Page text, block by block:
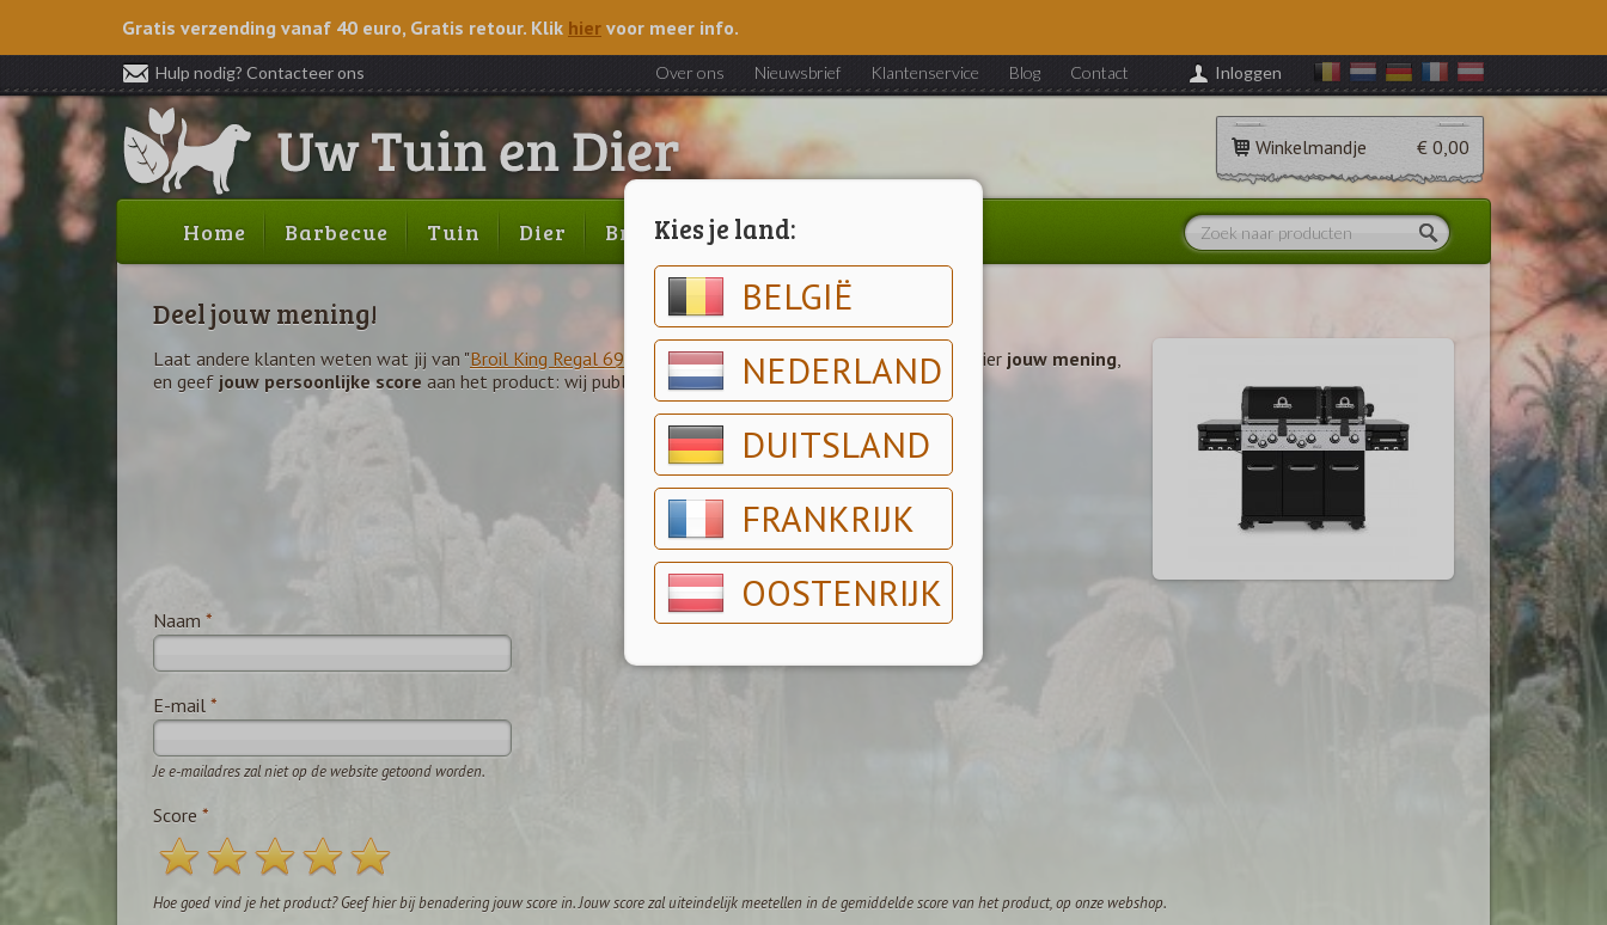
Kies je land:
BELGIË
NEDERLAND
DUITSLAND
FRANKRIJK
OOSTENRIJK
Gratis verzending vanaf 40 euro, Gratis retour. Klik hier voor meer info.
Hulp nodig? Contacteer ons Over ons Nieuwsbrief Klantenservice Blog Contact Inloggen
Winkelmandje € 0,00
Home Barbecue Tuin Dier Brood & gebak
Deel jouw mening!
Laat andere klanten weten wat jij van "Broil King Regal 690 Gasbarbecue incl. Braadspit " vindt. Schrijf hier jouw mening,
en geef jouw persoonlijke score aan het product: wij publiceren het met plezier op onze website!
Naam *
E-mail *
Je e-mailadres zal niet op de website getoond worden.
Score *
Hoe goed vind je het product? Geef hier bij benadering jouw score in. Jouw score zal uiteindelijk meetellen in de gemiddelde score van het product, op onze webshop.